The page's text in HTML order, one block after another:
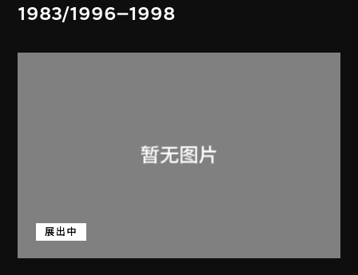
1983/1996–1998
展出中